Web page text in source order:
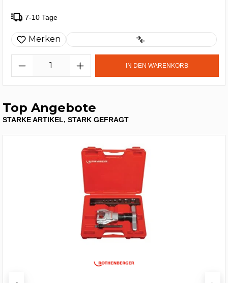
7-10 Tage
Merken
IN DEN WARENKORB
Top Angebote
STARKE ARTIKEL, STARK GEFRAGT